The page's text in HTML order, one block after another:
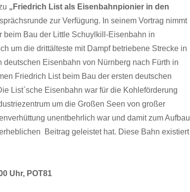
„Friedrich List als Eisenbahnpionier in den
zur Verfügung. In seinem Vortrag nimmt
beim Bau der Little Schuylkill-Eisenbahn in
um die drittälteste mit Dampf betriebene Strecke in
Eisenbahn von Nürnberg nach Fürth in
Friedrich List beim Bau der ersten deutschen
List`sche Eisenbahn war für die Kohleförderung
um die Großen Seen von großer
unentbehrlich war und damit zum Aufbau
Beitrag geleistet hat. Diese Bahn existiert
Uhr, POT81